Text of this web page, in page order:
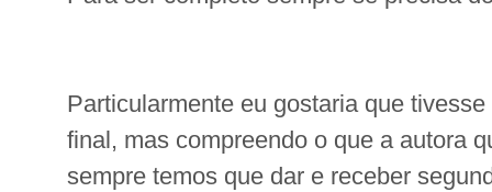
Particularmente eu gostaria que
final, mas compreendo o que a autora
sempre temos que dar e receber